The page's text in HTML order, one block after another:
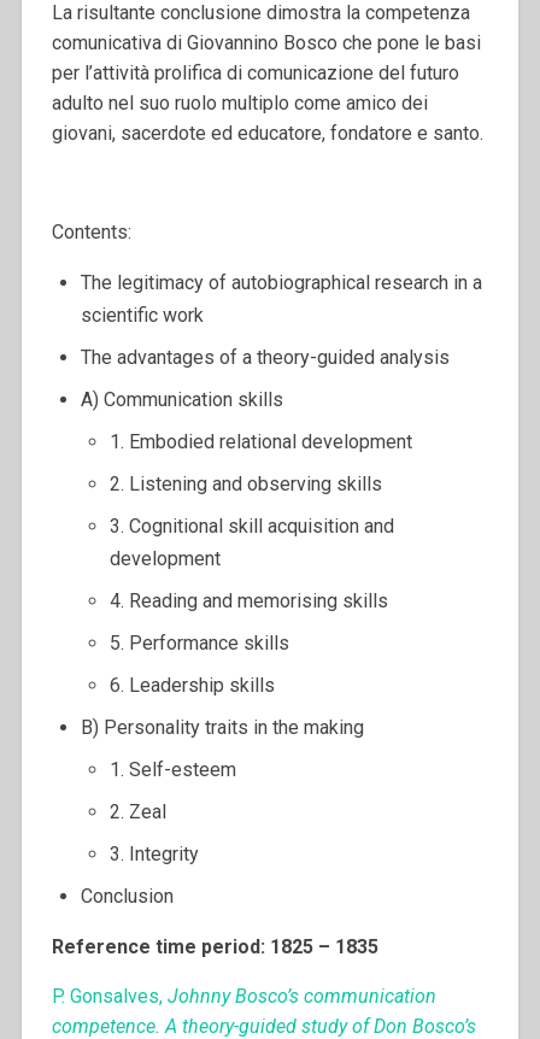
La risultante conclusione dimostra la competenza
comunicativa di Giovannino Bosco che pone le basi
per l’attività prolifica di comunicazione del futuro
adulto nel suo ruolo multiplo come amico dei
giovani, sacerdote ed educatore, fondatore e santo.
Contents:
The legitimacy of autobiographical research in a
scientific work
The advantages of a theory-guided analysis
A) Communication skills
1. Embodied relational development
2. Listening and observing skills
3. Cognitional skill acquisition and
development
4. Reading and memorising skills
5. Performance skills
6. Leadership skills
B) Personality traits in the making
1. Self-esteem
2. Zeal
3. Integrity
Conclusion
Reference time period: 1825 – 1835
P. Gonsalves, Johnny Bosco’s communication
competence. A theory-guided study of Don Bosco’s